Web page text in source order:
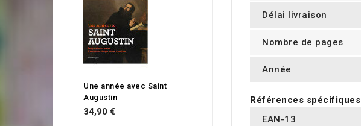
Délai livraison
Nombre de pages
Année
Références spécifiques
EAN-13
Une année avec Saint
Augustin
34,90 €